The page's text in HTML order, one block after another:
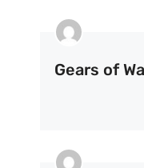
Gears of